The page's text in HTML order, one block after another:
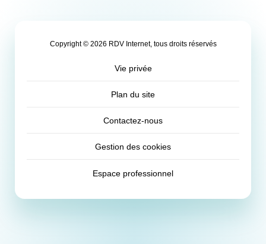
Copyright © 2026 RDV Internet, tous droits réservés
Vie privée
Plan du site
Contactez-nous
Gestion des cookies
Espace professionnel